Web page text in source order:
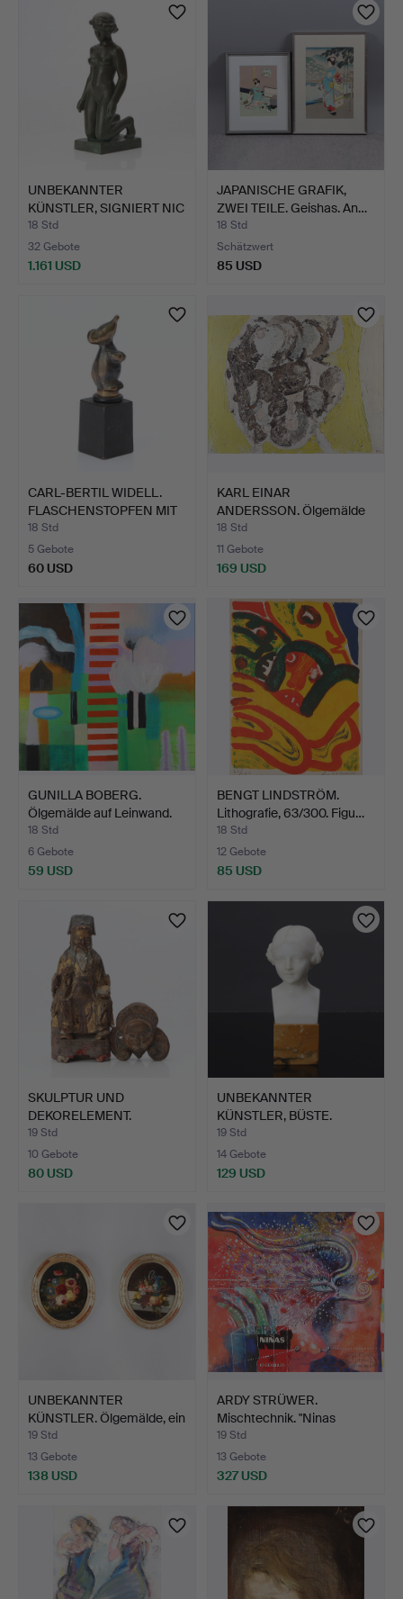
UNBEKANNTER
KÜNSTLER, SIGNIERT NIC
S, SKUL…
18 Std
32 Gebote
1.161 USD
JAPANISCHE GRAFIK,
ZWEI TEILE. Geishas. An…
18 Std
Schätzwert
85 USD
CARL-BERTIL WIDELL.
FLASCHENSTOPFEN MIT
ST…
18 Std
5 Gebote
60 USD
KARL EINAR
ANDERSSON. Ölgemälde
auf Leinwa…
18 Std
11 Gebote
169 USD
GUNILLA BOBERG.
Ölgemälde auf Leinwand.
"C…
18 Std
6 Gebote
59 USD
BENGT LINDSTRÖM.
Lithografie, 63/300. Figu…
18 Std
12 Gebote
85 USD
SKULPTUR UND
DEKORELEMENT.
Geschnitztes un…
19 Std
10 Gebote
80 USD
UNBEKANNTER
KÜNSTLER, BÜSTE.
Marmor. Mädch…
19 Std
14 Gebote
129 USD
UNBEKANNTER
KÜNSTLER. Ölgemälde, ein
Paar.…
19 Std
13 Gebote
138 USD
ARDY STRÜWER.
Mischtechnik. "Ninas
Dream".…
19 Std
13 Gebote
327 USD